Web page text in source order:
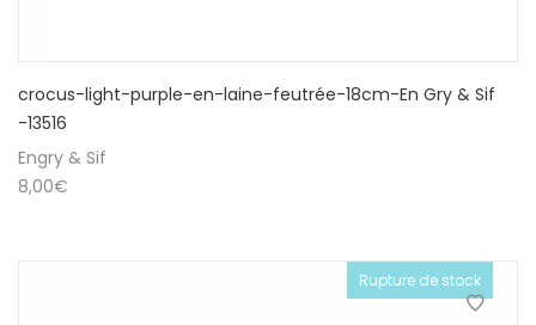
crocus-light-purple-en-laine-feutrée-18cm-En Gry & Sif
-13516
Engry & Sif
8,00€
Rupture de stock